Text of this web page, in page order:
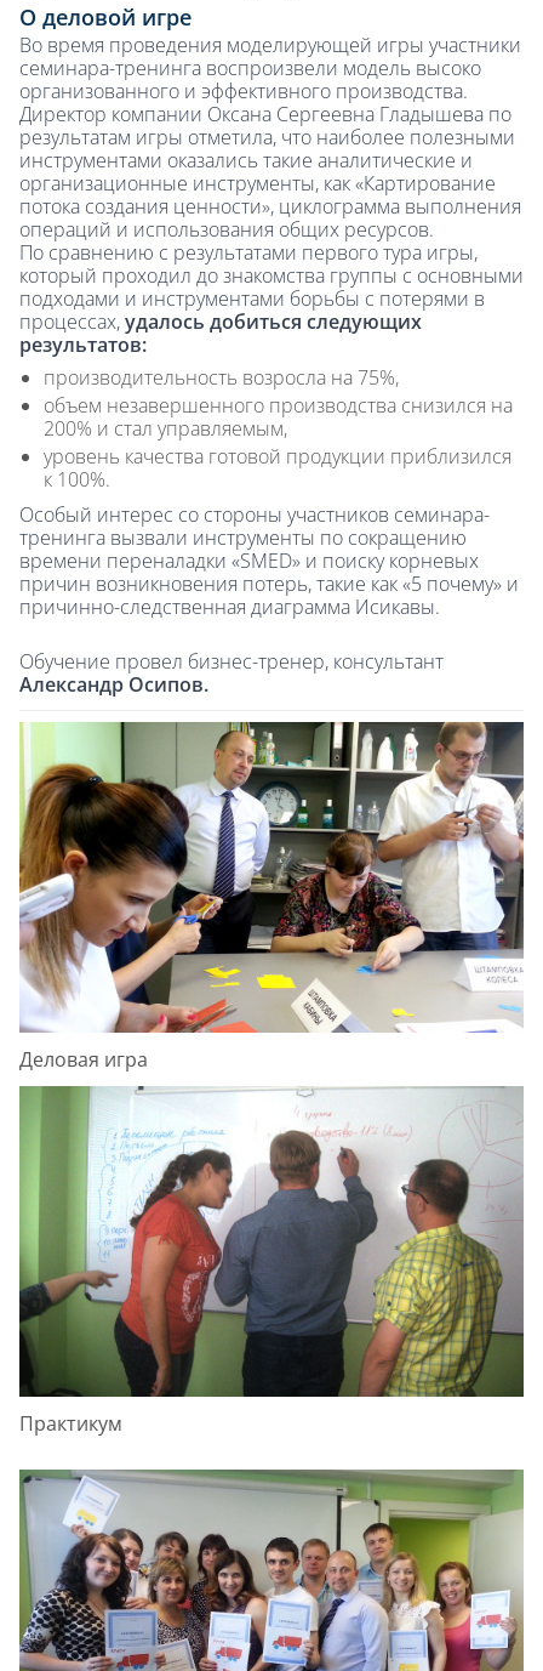
О деловой игре
Во время проведения моделирующей игры участники
семинара-тренинга воспроизвели модель высоко
организованного и эффективного производства.
Директор компании Оксана Сергеевна Гладышева по
результатам игры отметила, что наиболее полезными
инструментами оказались такие аналитические и
организационные инструменты, как «Картирование
потока создания ценности», циклограмма выполнения
операций и использования общих ресурсов.
По сравнению с результатами первого тура игры,
который проходил до знакомства группы с основными
подходами и инструментами борьбы с потерями в
процессах,удалось добиться следующих
результатов:
производительность возросла на 75%,
объем незавершенного производства снизился на
200% и стал управляемым,
уровень качества готовой продукции приблизился
к 100%.
Особый интерес со стороны участников семинара-
тренинга вызвали инструменты по сокращению
времени переналадки «SMED» и поиску корневых
причин возникновения потерь, такие как «5 почему» и
причинно-следственная диаграмма Исикавы.
Обучение провел бизнес-тренер, консультант
Александр Осипов.
Деловая игра
Практикум